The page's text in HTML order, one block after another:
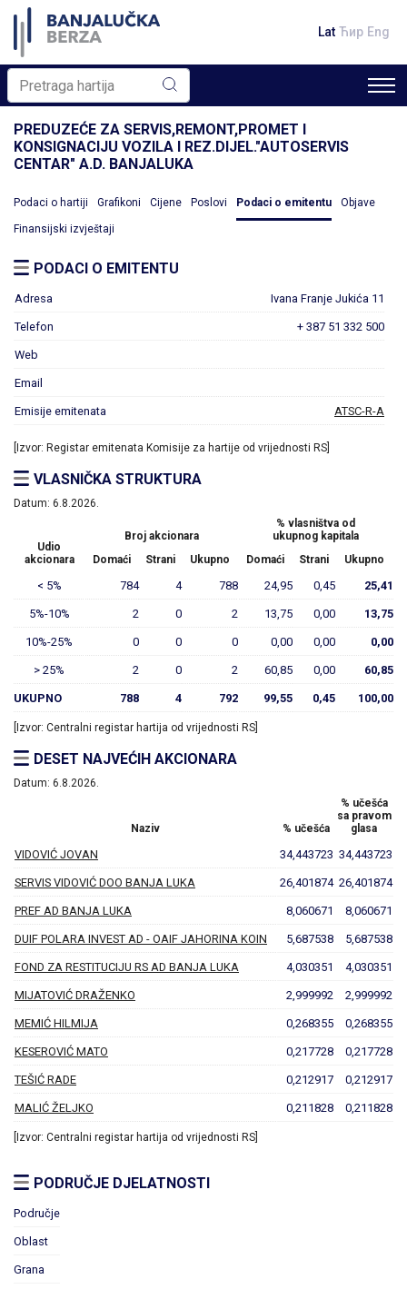
Lat Ћир Eng
PREDUZEĆE ZA SERVIS,REMONT,PROMET I
KONSIGNACIJU VOZILA I REZ.DIJEL."AUTOSERVIS
CENTAR" A.D. BANJALUKA
Podaci o hartiji Grafikoni Cijene Poslovi Podaci o emitentu Objave
Finansijski izvještaji
PODACI O EMITENTU
Adresa Ivana Franje Jukića 11
Telefon + 387 51 332 500
Web
Email
Emisije emitenata ATSC-R-A
[Izvor: Registar emitenata Komisije za hartije od vrijednosti RS]
VLASNIČKA STRUKTURA
Datum: 6.8.2026.
Udio
akcionara
Broj akcionara
% vlasništva od
ukupnog kapitala
Domaći
Strani Ukupno Domaći Strani Ukupno
< 5% 784 4 788 24,95 0,45 25,41
5%-10% 2 0 2 13,75 0,00 13,75
10%-25% 0 0 0 0,00 0,00 0,00
> 25% 2 0 2 60,85 0,00 60,85
UKUPNO 788 4 792 99,55 0,45 100,00
[Izvor: Centralni registar hartija od vrijednosti RS]
DESET NAJVEĆIH AKCIONARA
Datum: 6.8.2026.
Naziv % učešća
% učešća
sa pravom
glasa
VIDOVIĆ JOVAN 34,443723 34,443723
SERVIS VIDOVIĆ DOO BANJA LUKA 26,401874 26,401874
PREF AD BANJA LUKA 8,060671 8,060671
DUIF POLARA INVEST AD - OAIF JAHORINA KOIN 5,687538 5,687538
FOND ZA RESTITUCIJU RS AD BANJA LUKA 4,030351 4,030351
MIJATOVIĆ DRAŽENKO 2,999992 2,999992
MEMIĆ HILMIJA 0,268355 0,268355
KESEROVIĆ MATO 0,217728 0,217728
TEŠIĆ RADE 0,212917 0,212917
MALIĆ ŽELJKO 0,211828 0,211828
[Izvor: Centralni registar hartija od vrijednosti RS]
PODRUČJE DJELATNOSTI
Područje
Oblast
Grana